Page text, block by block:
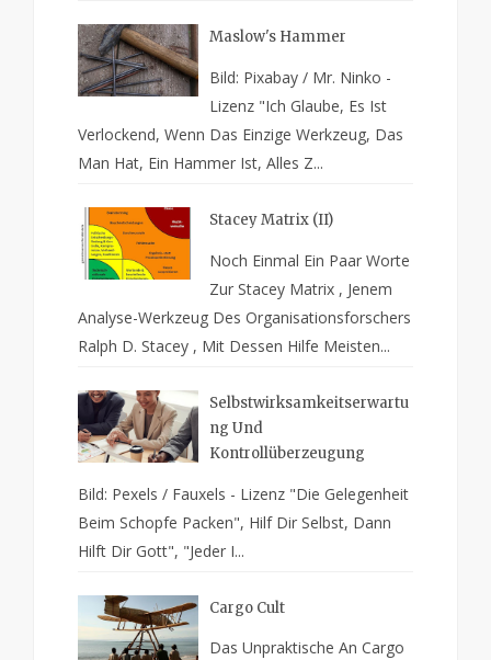
Maslow's Hammer
Bild: Pixabay / Mr. Ninko -
Lizenz "Ich Glaube, Es Ist
Verlockend, Wenn Das Einzige Werkzeug, Das
Man Hat, Ein Hammer Ist, Alles Z...
Stacey Matrix (II)
Noch Einmal Ein Paar Worte
Zur Stacey Matrix , Jenem
Analyse-Werkzeug Des Organisationsforschers
Ralph D. Stacey , Mit Dessen Hilfe Meisten...
Selbstwirksamkeitserwartu
Ng Und
Kontrollüberzeugung
Bild: Pexels / Fauxels - Lizenz "Die Gelegenheit
Beim Schopfe Packen", Hilf Dir Selbst, Dann
Hilft Dir Gott", "Jeder I...
Cargo Cult
Das Unpraktische An Cargo